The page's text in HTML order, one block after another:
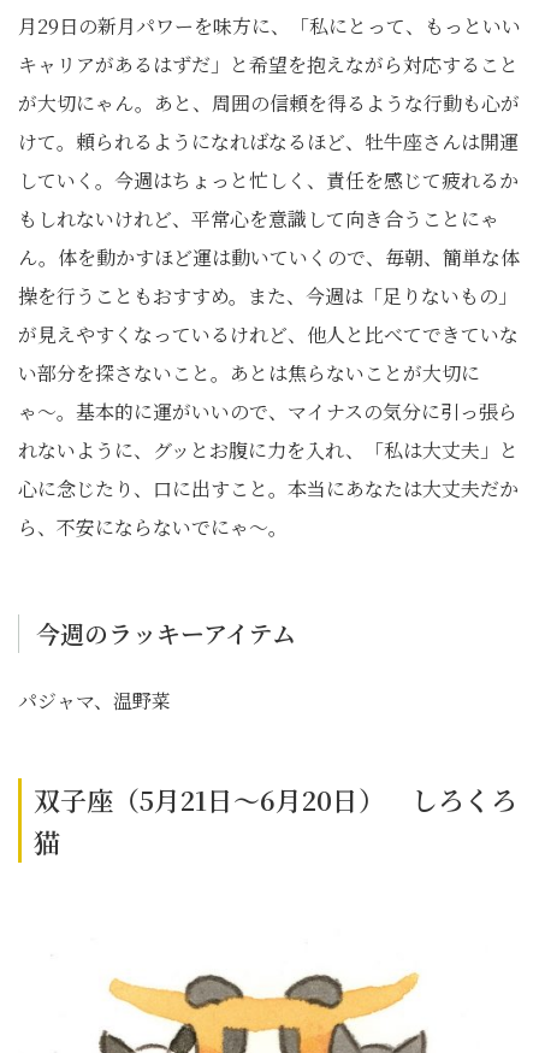
月29日の新月パワーを味方に、「私にとって、もっといい
キャリアがあるはずだ」と希望を抱えながら対応すること
が大切にゃん。あと、周囲の信頼を得るような行動も心が
けて。頼られるようになればなるほど、牡牛座さんは開運
していく。今週はちょっと忙しく、責任を感じて疲れるか
もしれないけれど、平常心を意識して向き合うことにゃ
ん。体を動かすほど運は動いていくので、毎朝、簡単な体
操を行うこともおすすめ。また、今週は「足りないもの」
が見えやすくなっているけれど、他人と比べてできていな
い部分を探さないこと。あとは焦らないことが大切に
ゃ〜。基本的に運がいいので、マイナスの気分に引っ張ら
れないように、グッとお腹に力を入れ、「私は大丈夫」と
心に念じたり、口に出すこと。本当にあなたは大丈夫だか
ら、不安にならないでにゃ〜。
今週のラッキーアイテム
パジャマ、温野菜
双子座（5月21日～6月20日） しろくろ
猫